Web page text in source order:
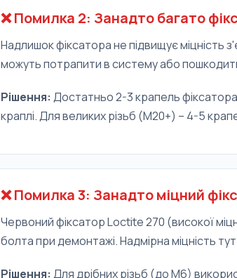
❌ Помилка 2: Занадто багато
Надлишок фіксатора не підвищує
можуть потрапити в систему або
Рішення: Достатньо 2-3 крапель
краплі. Для великих різьб (М20+) – 4-5
❌ Помилка 3: Занадто міцний
Червоний фіксатор Loctite 270 (високої
болта при демонтажі. Надмірна міцність
Рішення: Для дрібних різьб (до М6)